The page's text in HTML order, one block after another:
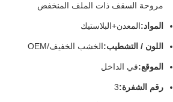
مروحة السقف ذات الملف المنخفض
المواد:المعدن+البلاستيك
اللون / التشطيب:الخشب الخفيف/OEM
الموقع:في الداخل
رقم الشفرة:3